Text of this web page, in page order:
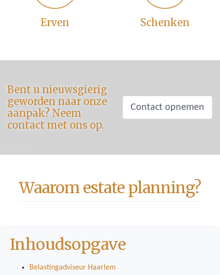
Erven Schenken
Bent u nieuwsgierig
geworden naar onze
aanpak? Neem
contact met ons op.
Contact opnemen
Waarom estate planning?
Inhoudsopgave
Belastingadviseur Haarlem